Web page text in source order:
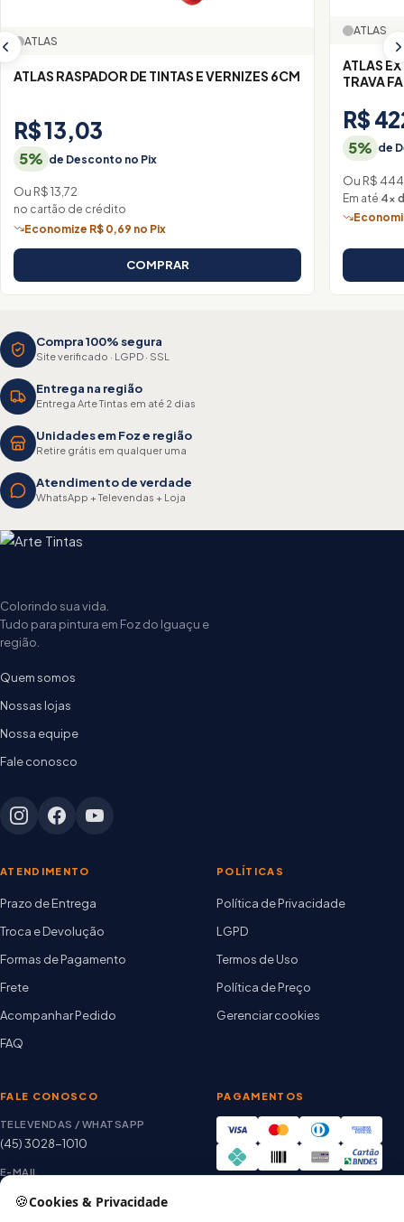
ATLAS
ATLAS RASPADOR DE TINTAS E VERNIZES 6CM
R$ 13,03
5% de Desconto no Pix
Ou R$ 13,72
no cartão de crédito
Economize R$ 0,69 no Pix
COMPRAR
ATLAS
ATLAS
TRAVA
R$
5% de
Ou R$
Em até 4×
Compra 100% segura
Site verificado · LGPD · SSL
Entrega na região
Entrega Arte Tintas em até 2 dias
Unidades em Foz e região
Retire grátis em qualquer uma
Atendimento de verdade
WhatsApp + Televendas + Loja
Colorindo sua vida.
Tudo para pintura em Foz do Iguaçu e
região.
Quem somos
Nossas lojas
Nossa equipe
Fale conosco
ATENDIMENTO
Prazo de Entrega
Troca e Devolução
Formas de Pagamento
Frete
Acompanhar Pedido
FAQ
POLÍTICAS
Política de Privacidade
LGPD
Termos de Uso
Política de Preço
Gerenciar cookies
FALE CONOSCO
TELEVENDAS / WHATSAPP
(45) 3028-1010
E-MAIL
PAGAMENTOS
🍪Cookies & Privacidade